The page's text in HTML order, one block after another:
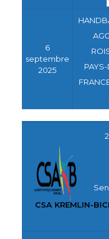
6
septembre
2025
CSA KREMLIN-